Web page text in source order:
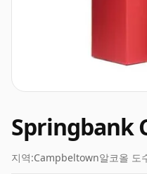
Springbank
지역:Campbeltown알코올 도